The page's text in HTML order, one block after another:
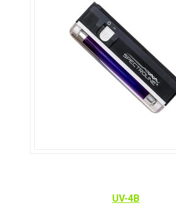
UV-4B